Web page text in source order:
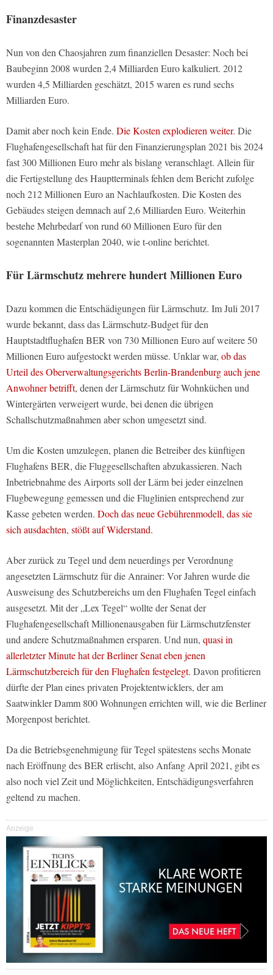
Finanzdesaster
Nun von den Chaosjahren zum finanziellen Desaster: Noch bei
Baubeginn 2008 wurden 2,4 Milliarden Euro kalkuliert. 2012
wurden 4,5 Milliarden geschätzt, 2015 waren es rund sechs
Milliarden Euro.
Damit aber noch kein Ende. Die Kosten explodieren weiter. Die
Flughafengesellschaft hat für den Finanzierungsplan 2021 bis 2024
fast 300 Millionen Euro mehr als bislang veranschlagt. Allein für
die Fertigstellung des Hauptterminals fehlen dem Bericht zufolge
noch 212 Millionen Euro an Nachlaufkosten. Die Kosten des
Gebäudes steigen demnach auf 2,6 Milliarden Euro. Weiterhin
bestehe Mehrbedarf von rund 60 Millionen Euro für den
sogenannten Masterplan 2040, wie t-online berichtet.
Für Lärmschutz mehrere hundert Millionen Euro
Dazu kommen die Entschädigungen für Lärmschutz. Im Juli 2017
wurde bekannt, dass das Lärmschutz-Budget für den
Hauptstadtflughafen BER von 730 Millionen Euro auf weitere 50
Millionen Euro aufgestockt werden müsse. Unklar war, ob das
Urteil des Oberverwaltungsgerichts Berlin-Brandenburg auch jene
Anwohner betrifft, denen der Lärmschutz für Wohnküchen und
Wintergärten verweigert wurde, bei denen die übrigen
Schallschutzmaßnahmen aber schon umgesetzt sind.
Um die Kosten umzulegen, planen die Betreiber des künftigen
Flughafens BER, die Fluggesellschaften abzukassieren. Nach
Inbetriebnahme des Airports soll der Lärm bei jeder einzelnen
Flugbewegung gemessen und die Fluglinien entsprechend zur
Kasse gebeten werden. Doch das neue Gebührenmodell, das sie
sich ausdachten, stößt auf Widerstand.
Aber zurück zu Tegel und dem neuerdings per Verordnung
angesetzten Lärmschutz für die Anrainer: Vor Jahren wurde die
Ausweisung des Schutzbereichs um den Flughafen Tegel einfach
ausgesetzt. Mit der „Lex Tegel“ wollte der Senat der
Flughafengesellschaft Millionenausgaben für Lärmschutzfenster
und andere Schutzmaßnahmen ersparen. Und nun, quasi in
allerletzter Minute hat der Berliner Senat eben jenen
Lärmschutzbereich für den Flughafen festgelegt. Davon profitieren
dürfte der Plan eines privaten Projektentwicklers, der am
Saatwinkler Damm 800 Wohnungen errichten will, wie die Berliner
Morgenpost berichtet.
Da die Betriebsgenehmigung für Tegel spätestens sechs Monate
nach Eröffnung des BER erlischt, also Anfang April 2021, gibt es
also noch viel Zeit und Möglichkeiten, Entschädigungsverfahren
geltend zu machen.
Anzeige